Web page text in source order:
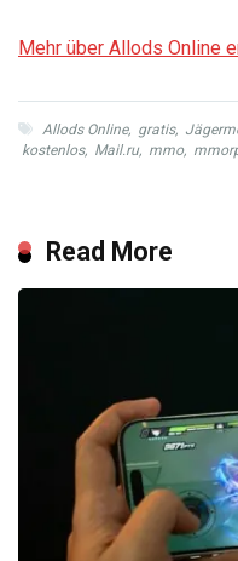
Mehr über Allods Online
Allods Online, gratis,
kostenlos, Mail.ru, mmo,
Read More